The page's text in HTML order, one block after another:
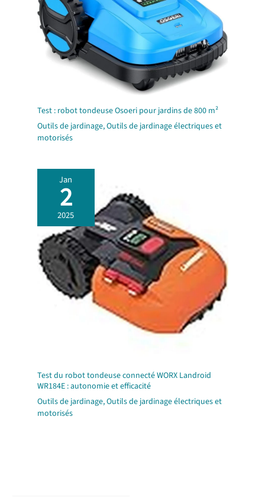
Test : robot tondeuse Osoeri pour jardins de 800 m²
Outils de jardinage,Outils de jardinage électriques et
motorisés
Jan
2
2025
Test du robot tondeuse connecté WORX Landroid
WR184E : autonomie et efficacité
Outils de jardinage,Outils de jardinage électriques et
motorisés